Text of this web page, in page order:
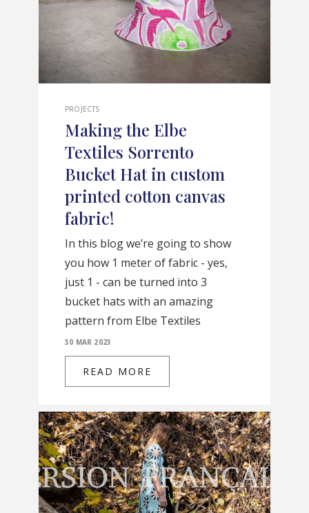
PROJECTS
Making the Elbe
Textiles Sorrento
Bucket Hat in custom
printed cotton canvas
fabric!
In this blog we’re going to show
you how 1 meter of fabric - yes,
just 1 - can be turned into 3
bucket hats with an amazing
pattern from Elbe Textiles
READ MORE
30 MAR 2023